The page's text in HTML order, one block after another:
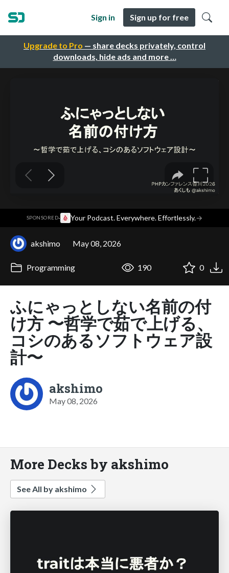
Upgrade to Pro — share decks privately, control
downloads, hide ads and more …
Sign in Sign up for free
SPONSORED· Your Podcast. Everywhere. Effortlessly.→
akshimo May 08, 2026
Programming 190 0
ふにゃっとしない名前の付
け方 〜哲学で茹で上げる、
コシのあるソフトウェア設
計〜
akshimo
May 08, 2026
More Decks by akshimo
See All by akshimo